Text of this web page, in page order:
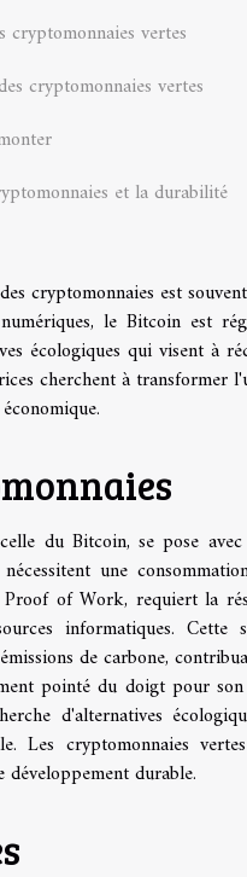
vertes
cryptomonnaies vertes
et la durabilité
cryptomonnaies est
le Bitcoin est
écologiques qui visent à
cherchent à transformer
du Bitcoin, se pose
une
Proof of Work, requiert la
informatiques. Cette
de carbone,
pointé du doigt pour
d'alternatives
Les cryptomonnaies
durable.